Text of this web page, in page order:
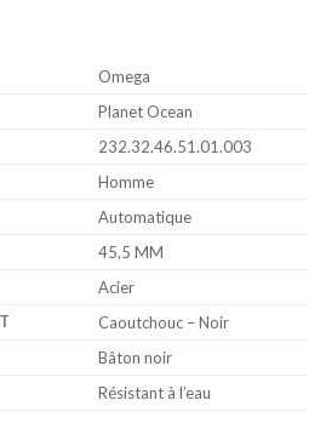
Omega
Planet Ocean
232.32.46.51.01.003
Homme
Automatique
45,5 MM
Acier
Caoutchouc – Noir
Bâton noir
Résistant à l’eau